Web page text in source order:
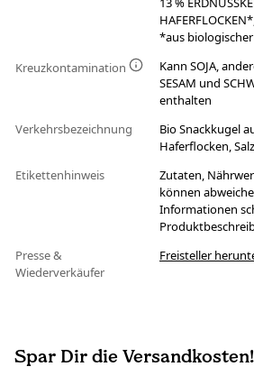
*aus
Kreuzkontamination
Kann SOJA,
SESAM und
enthalten
Verkehrsbezeichnung
Bio Snackkugel
Haferflocken,
Etikettenhinweis
Zutaten,
können
Informationen
Presse &
Wiederverkäufer
Freisteller
Spar Dir die Versandkosten!